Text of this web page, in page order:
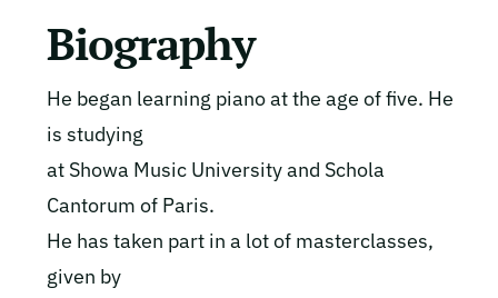
Biography
He began learning piano at the age of five. He
is studying
at Showa Music University and Schola
Cantorum of Paris.
He has taken part in a lot of masterclasses,
given by